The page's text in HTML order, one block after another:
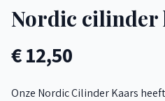
Nordic cilinder
€ 12,50
Onze Nordic Cilinder Kaars